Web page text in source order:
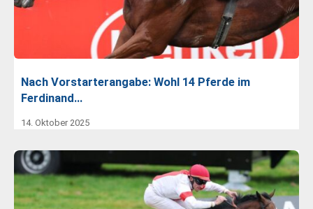
Nach Vorstarterangabe: Wohl 14 Pferde im
Ferdinand…
14. Oktober 2025